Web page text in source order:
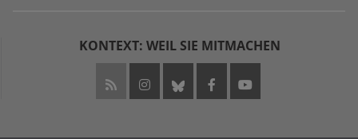
KONTEXT: WEIL SIE MITMACHEN